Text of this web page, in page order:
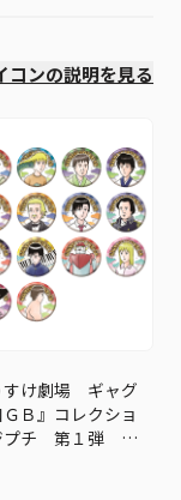
コンの説明を見る
すけ劇場 ギャグ
Ｂ』コレクショ
プチ 第１弾
ランダム１種入
−ＪＦ